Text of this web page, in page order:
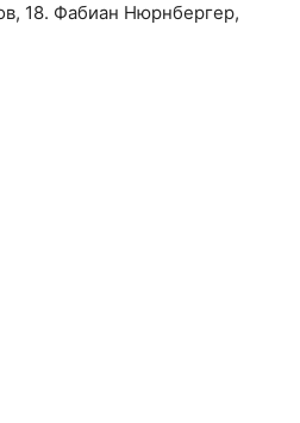
18. Фабиан Нюрнбергер,